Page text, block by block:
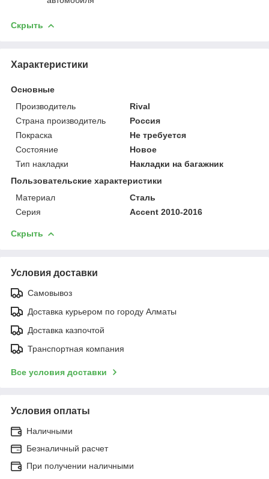
Скрыть
Характеристики
Основные
Производитель
Rival
Страна производитель
Россия
Покраска
Не требуется
Состояние
Новое
Тип накладки
Накладки на багажник
Пользовательские характеристики
Материал
Сталь
Серия
Accent 2010-2016
Скрыть
Условия доставки
Самовывоз
Доставка курьером по городу Алматы
Доставка казпочтой
Транспортная компания
Все условия доставки
Условия оплаты
Наличными
Безналичный расчет
При получении наличными